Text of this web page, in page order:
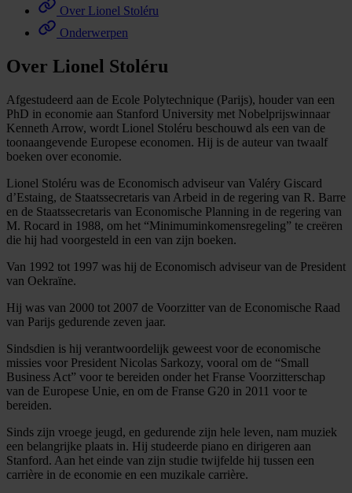
Over Lionel Stoléru
Onderwerpen
Over Lionel Stoléru
Afgestudeerd aan de Ecole Polytechnique (Parijs), houder van een
PhD in economie aan Stanford University met Nobelprijswinnaar
Kenneth Arrow, wordt Lionel Stoléru beschouwd als een van de
toonaangevende Europese economen. Hij is de auteur van twaalf
boeken over economie.
Lionel Stoléru was de Economisch adviseur van Valéry Giscard
d’Estaing, de Staatssecretaris van Arbeid in de regering van R. Barre
en de Staatssecretaris van Economische Planning in de regering van
M. Rocard in 1988, om het “Minimuminkomensregeling” te creëren
die hij had voorgesteld in een van zijn boeken.
Van 1992 tot 1997 was hij de Economisch adviseur van de President
van Oekraïne.
Hij was van 2000 tot 2007 de Voorzitter van de Economische Raad
van Parijs gedurende zeven jaar.
Sindsdien is hij verantwoordelijk geweest voor de economische
missies voor President Nicolas Sarkozy, vooral om de “Small
Business Act” voor te bereiden onder het Franse Voorzitterschap
van de Europese Unie, en om de Franse G20 in 2011 voor te
bereiden.
Sinds zijn vroege jeugd, en gedurende zijn hele leven, nam muziek
een belangrijke plaats in. Hij studeerde piano en dirigeren aan
Stanford. Aan het einde van zijn studie twijfelde hij tussen een
carrière in de economie en een muzikale carrière.